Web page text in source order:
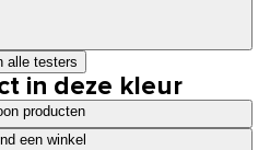
alle testers
in deze kleur
producten
een winkel